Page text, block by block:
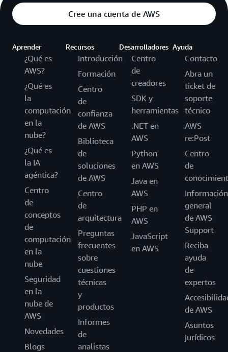
Cree una cuenta de AWS
Aprender
¿Qué es
AWS?
¿Qué es
la
computación
en la
nube?
¿Qué es
la IA
agéntica?
Centro
de
conceptos
de
computación
en la
nube
Seguridad
en la
nube de
AWS
Novedades
Blogs
Recursos
Introducción
Formación
Centro
de
confianza
de AWS
Biblioteca
de
soluciones
de AWS
Centro
de
arquitectura
Preguntas
frecuentes
sobre
cuestiones
técnicas
y
productos
Informes
de
analistas
Desarrolladores
Centro
de
creadores
SDK y
herramientas
.NET en
AWS
Python
en AWS
Java en
AWS
PHP en
AWS
JavaScript
en AWS
Ayuda
Contacto
Abra un
ticket de
soporte
técnico
AWS
re:Post
Centro
de
Información
general
de AWS
Support
Reciba
ayuda
de
expertos
de AWS
Asuntos
jurídicos